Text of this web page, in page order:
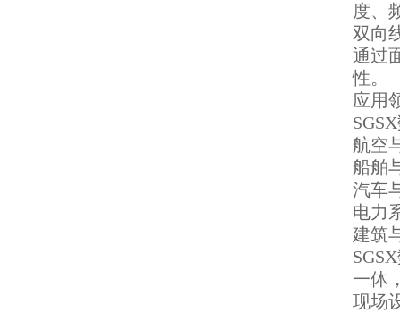
度、
双向
通过
性。
应用
航空
船舶
汽车
电力
建筑
一体
现场